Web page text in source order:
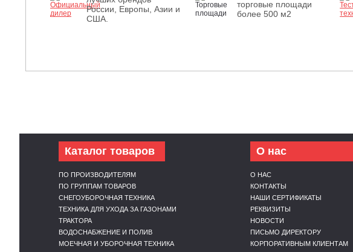
России, Европы, Азии и
США.
торговые площади
более 500 м2
Каталог товаров
ПО ПРОИЗВОДИТЕЛЯМ
ПО ГРУППАМ ТОВАРОВ
СНЕГОУБОРОЧНАЯ ТЕХНИКА
ТЕХНИКА ДЛЯ УХОДА ЗА ГАЗОНАМИ
ТРАКТОРА
ВОДОСНАБЖЕНИЕ И ПОЛИВ
МОЕЧНАЯ И УБОРОЧНАЯ ТЕХНИКА
О нас
О НАС
КОНТАКТЫ
НАШИ СЕРТИФИКАТЫ
РЕКВИЗИТЫ
НОВОСТИ
ПИСЬМО ДИРЕКТОРУ
КОРПОРАТИВНЫМ КЛИЕНТАМ